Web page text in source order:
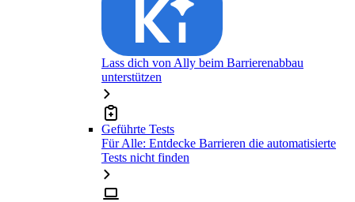
Lass dich von Ally beim Barrierenabbau
unterstützen
Geführte Tests
Für Alle: Entdecke Barrieren die automatisierte
Tests nicht finden